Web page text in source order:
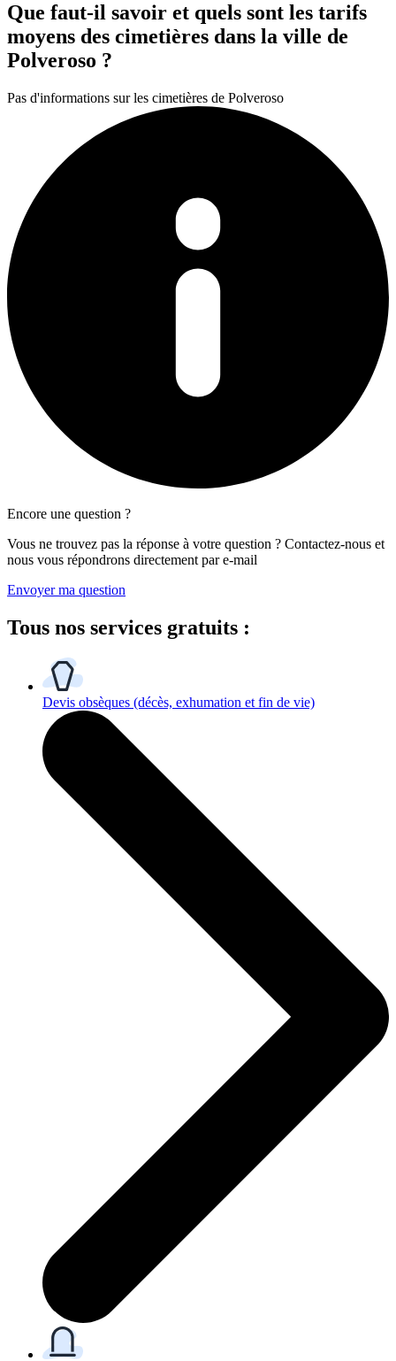
Que faut-il savoir et quels sont les tarifs
moyens des cimetières dans la ville de
Polveroso ?
Pas d'informations sur les cimetières de Polveroso
Encore une question ?
Vous ne trouvez pas la réponse à votre question ? Contactez-nous et
nous vous répondrons directement par e-mail
Envoyer ma question
Tous nos services gratuits :
Devis obsèques (décès, exhumation et fin de vie)